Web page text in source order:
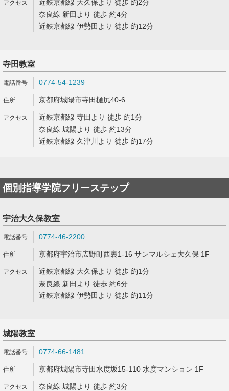
近鉄京都線 大久保より 徒歩 約2分
奈良線 新田より 徒歩 約4分
近鉄京都線 伊勢田より 徒歩 約12分
寺田教室
0774-54-1239
京都府城陽市寺田樋尻40-6
近鉄京都線 寺田より 徒歩 約1分
奈良線 城陽より 徒歩 約13分
近鉄京都線 久津川より 徒歩 約17分
個別指導学院フリーステップ
宇治大久保教室
0774-46-2200
京都府宇治市広野町西裏1-16 サンマルシェ大久保 1F
近鉄京都線 大久保より 徒歩 約1分
奈良線 新田より 徒歩 約6分
近鉄京都線 伊勢田より 徒歩 約11分
城陽教室
0774-66-1481
京都府城陽市寺田水度坂15-110 水度マンション 1F
奈良線 城陽より 徒歩 約3分